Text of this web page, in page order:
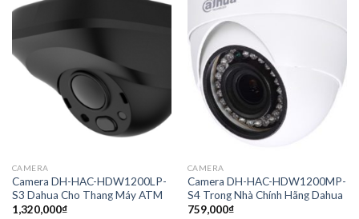
CAMERA
Camera DH-HAC-HDW1200LP-
S3 Dahua Cho Thang Máy ATM
1,320,000₫
CAMERA
Camera DH-HAC-HDW1200MP-
S4 Trong Nhà Chính Hãng Dahua
759,000₫